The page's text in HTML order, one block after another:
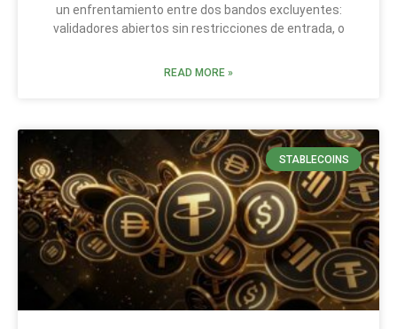
un enfrentamiento entre dos bandos excluyentes:
validadores abiertos sin restricciones de entrada, o
READ MORE »
STABLECOINS